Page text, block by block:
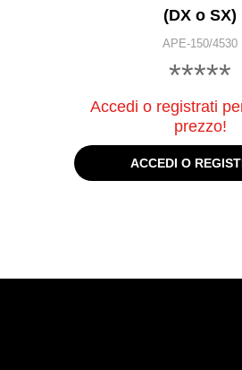
(DX o SX)
APE-150/4530
*****
Accedi o registrati
prezzo!
ACCEDI O